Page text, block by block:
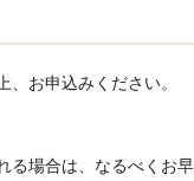
、お申込みください。
る場合は、なるべくお